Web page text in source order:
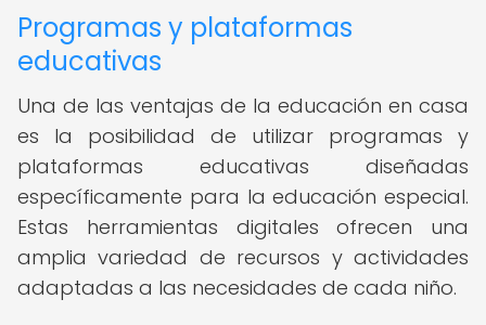
Programas y plataformas
educativas
Una de las ventajas de la educación en casa
es la posibilidad de utilizar programas y
plataformas educativas diseñadas
específicamente para la educación especial.
Estas herramientas digitales ofrecen una
amplia variedad de recursos y actividades
adaptadas a las necesidades de cada niño.